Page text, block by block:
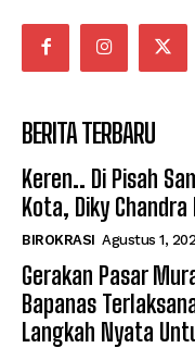
BERITA TERBARU
Keren.. Di Pisah
Kota, Diky
BIROKRASI Agustus 1,
Gerakan Pasar
Bapanas
Langkah Nyata